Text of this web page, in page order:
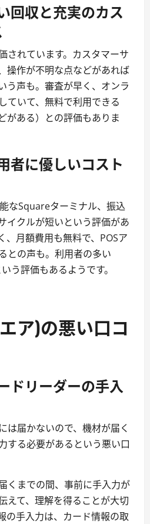
回収と充実のカス
されています。カスタマーサ
操作が不明な点などがあれば
う声も。審査が早く、オンラ
ていて、無料で利用できる
がある）との評価もありま
者に優しいコスト
なSquareターミナル、振込
イクルが短いという評価があ
、月額費用も無料で、POSア
との声も。利用者の多い
う評価もあるようです。
ア)の悪い口コ
ドリーダーの手入
は届かないので、機材が届く
する必要があるという悪い口
くまでの間、事前に手入力が
えて、理解を得ることが大切
の手入力は、カード情報の取